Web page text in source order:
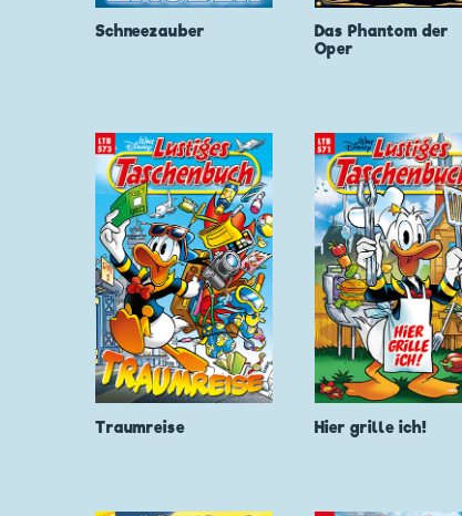
Schneezauber
Das Phantom der
Oper
Traumreise Hier grille ich!